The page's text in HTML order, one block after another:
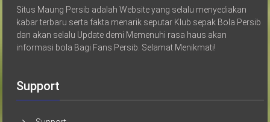
Situs Maung Persib adalah Website yang selalu menyediakan
kabar terbaru serta fakta menarik seputar Klub sepak Bola Persib
dan akan selalu Update demi Memenuhi rasa haus akan
informasi bola Bagi Fans Persib. Selamat Menikmati!
Support